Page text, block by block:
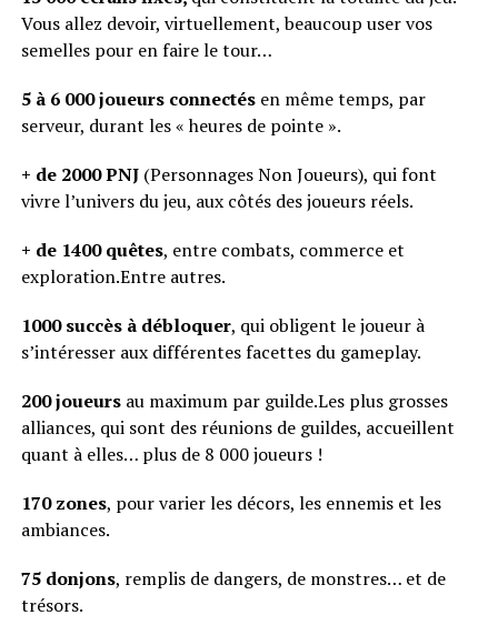
Vous allez devoir, virtuellement, beaucoup user vos
semelles pour en faire le tour…
5 à 6 000 joueurs connectés en même temps, par
serveur, durant les « heures de pointe ».
+ de 2000 PNJ(Personnages Non Joueurs), qui font
vivre l’univers du jeu, aux côtés des joueurs réels.
+ de 1400 quêtes, entre combats, commerce et
exploration.Entre autres.
1000 succès à débloquer, qui obligent le joueur à
s’intéresser aux différentes facettes du gameplay.
200 joueurs au maximum par guilde.Les plus grosses
alliances, qui sont des réunions de guildes, accueillent
quant à elles… plus de 8 000 joueurs !
170 zones, pour varier les décors, les ennemis et les
ambiances.
75 donjons, remplis de dangers, de monstres… et de
trésors.